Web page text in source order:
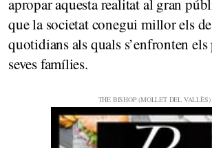
apropar aquesta realitat al gran
que la societat conegui millor els
quotidians als quals s’enfronten
seves famílies.